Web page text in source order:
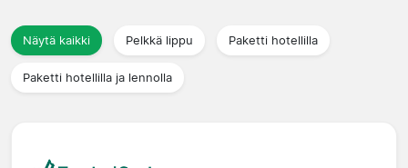
Matkatoimistoja
Näytä kaikki Pelkkä lippu Paketti hotellilla
Paketti hotellilla ja lennolla